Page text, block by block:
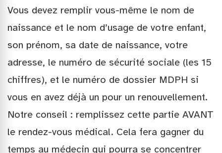
Vous devez remplir vous-même le nom de
naissance et le nom d’usage de votre enfant,
son prénom, sa date de naissance, votre
adresse, le numéro de sécurité sociale (les 15
chiffres), et le numéro de dossier MDPH si
vous en avez déjà un pour un renouvellement.
Notre conseil : remplissez cette partie AVANT
le rendez-vous médical. Cela fera gagner du
temps au médecin qui pourra se concentrer